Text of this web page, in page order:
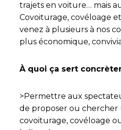
trajets en voiture… mais
Covoiturage, covéloage
venez à plusieurs à nos
plus économique,
À quoi ça sert
>Permettre aux
de proposer ou chercher
covoiturage, covéloage